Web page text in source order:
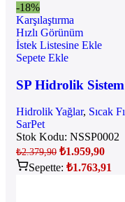
-18%
Karşılaştırma
Hızlı Görünüm
İstek Listesine Ekle
Sepete Ekle
SP Hidrolik
Hidrolik Yağlar, Sıcak
SarPet
Stok Kodu: NSSP0002
₺2.379,90 ₺1.959,90
Sepette: ₺1.763,91